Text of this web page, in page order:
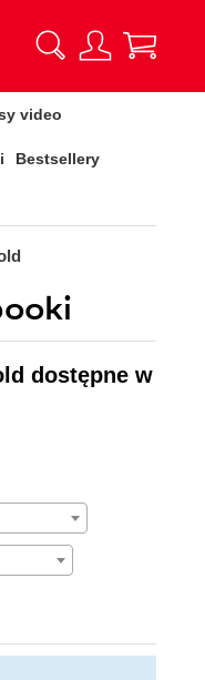
video
Bestsellery
dostępne w